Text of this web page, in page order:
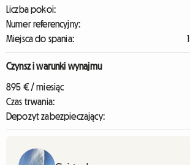
Liczba pokoi:
Numer referencyjny:
Miejsca do spania:
Czynsz i warunki wynajmu
895 € / miesiąc
Czas trwania:
Depozyt zabezpieczający: